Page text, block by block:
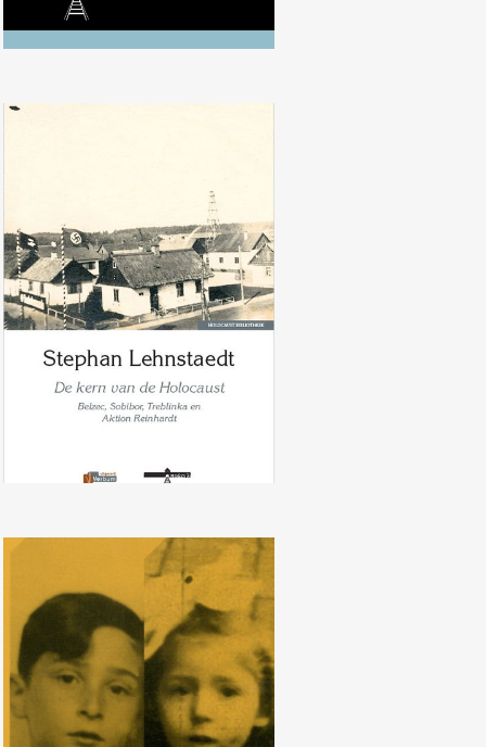
Stephan Lehnstaedt, De kern van
de Holocaust
Vergeten oorlogskinderen: Het
levensverhaal van de
ondergedoken Joodse kinderen
Regina en Georges